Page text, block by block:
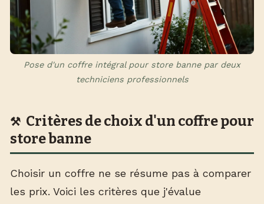
Pose d'un coffre intégral pour store banne par deux
techniciens professionnels
Critères de choix d'un coffre pour
store banne
Choisir un coffre ne se résume pas à comparer
les prix. Voici les critères que j'évalue